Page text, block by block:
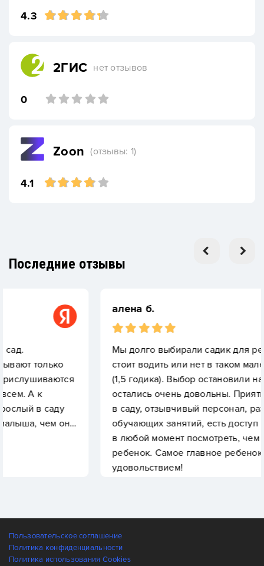
4.3
2ГИС нет отзывов
0
Zoon (отзывы: 1)
4.1
Последние отзывы
алена б.
Мы долго выбирали садик для ребенка,
стоит водить или нет в таком маленьком
(1,5 годика). Выбор остановили на этом садике
остались очень довольны. Приятная
в саду, отзывчивый персонал, разнообразие
обучающих занятий, есть доступ к камере
в любой момент посмотреть, чем занят ваш
ребенок. Самое главное ребенок ходит с
удовольствием!
Пользовательское соглашение
Политика конфиденциальности
Политика использования Cookies